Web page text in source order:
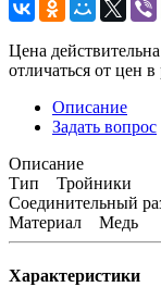
Цена
отличаться от цен
Описание
Задать вопрос
Описание
Тип Тройники
Соединительный
Материал Медь
Характеристики